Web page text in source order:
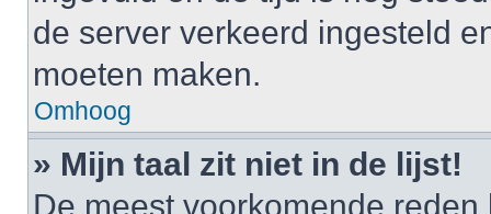
de server verkeerd ingesteld
moeten maken.
Omhoog
» Mijn taal zit niet in de lijst!
De meest voorkomende